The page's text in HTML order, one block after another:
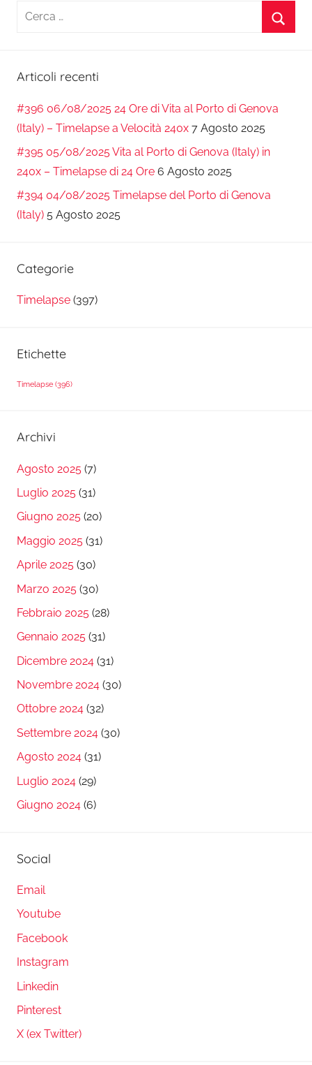
Ricerca
Articoli recenti
#396 06/08/2025 24 Ore di Vita al Porto di Genova
(Italy) – Timelapse a Velocità 240x 7 Agosto 2025
#395 05/08/2025 Vita al Porto di Genova (Italy) in
240x – Timelapse di 24 Ore 6 Agosto 2025
#394 04/08/2025 Timelapse del Porto di Genova
(Italy) 5 Agosto 2025
Categorie
Timelapse (397)
Etichette
Timelapse (396)
Archivi
Agosto 2025 (7)
Luglio 2025 (31)
Giugno 2025 (20)
Maggio 2025 (31)
Aprile 2025 (30)
Marzo 2025 (30)
Febbraio 2025 (28)
Gennaio 2025 (31)
Dicembre 2024 (31)
Novembre 2024 (30)
Ottobre 2024 (32)
Settembre 2024 (30)
Agosto 2024 (31)
Luglio 2024 (29)
Giugno 2024 (6)
Social
Email
Youtube
Facebook
Instagram
Linkedin
Pinterest
X (ex Twitter)